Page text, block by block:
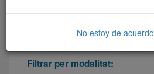
Filtrar les rutes
Filtrar per modalitat:
No estoy de acuerdo